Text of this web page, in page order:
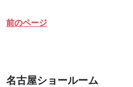
前のページ
名古屋ショールーム